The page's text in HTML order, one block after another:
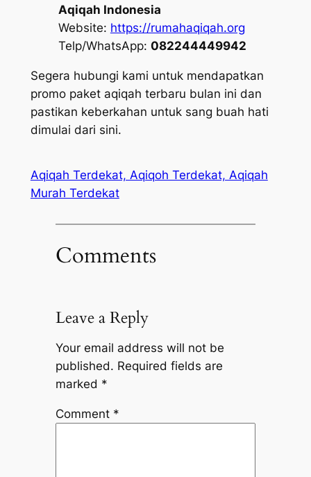
Aqiqah Indonesia
Website: https://rumahaqiqah.org
Telp/WhatsApp: 082244449942
Segera hubungi kami untuk mendapatkan
promo paket aqiqah terbaru bulan ini dan
pastikan keberkahan untuk sang buah hati
dimulai dari sini.
Aqiqah Terdekat, Aqiqoh Terdekat, Aqiqah
Murah Terdekat
Comments
Leave a Reply
Your email address will not be
published. Required fields are
marked *
Comment *